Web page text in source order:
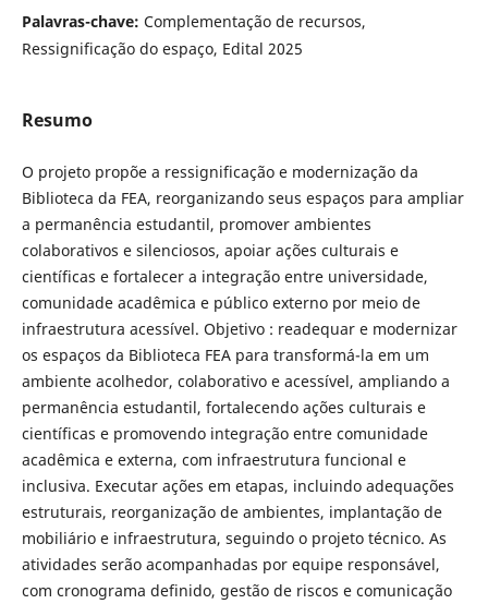
Palavras-chave: Complementação de recursos,
Ressignificação do espaço, Edital 2025
Resumo
O projeto propõe a ressignificação e modernização da
Biblioteca da FEA, reorganizando seus espaços para ampliar
a permanência estudantil, promover ambientes
colaborativos e silenciosos, apoiar ações culturais e
científicas e fortalecer a integração entre universidade,
comunidade acadêmica e público externo por meio de
infraestrutura acessível. Objetivo : readequar e modernizar
os espaços da Biblioteca FEA para transformá-la em um
ambiente acolhedor, colaborativo e acessível, ampliando a
permanência estudantil, fortalecendo ações culturais e
científicas e promovendo integração entre comunidade
acadêmica e externa, com infraestrutura funcional e
inclusiva. Executar ações em etapas, incluindo adequações
estruturais, reorganização de ambientes, implantação de
mobiliário e infraestrutura, seguindo o projeto técnico. As
atividades serão acompanhadas por equipe responsável,
com cronograma definido, gestão de riscos e comunicação